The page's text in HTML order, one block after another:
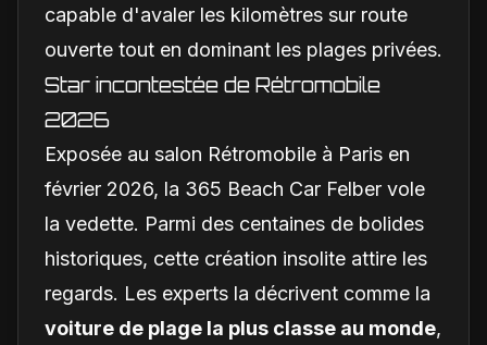
capable d'avaler les kilomètres sur route
ouverte tout en dominant les plages privées.
Star incontestée de Rétromobile
2026
Exposée au salon Rétromobile à Paris en
février 2026, la 365 Beach Car Felber vole
la vedette. Parmi des centaines de bolides
historiques, cette création insolite attire les
regards. Les experts la décrivent comme la
voiture de plage la plus classe au monde,